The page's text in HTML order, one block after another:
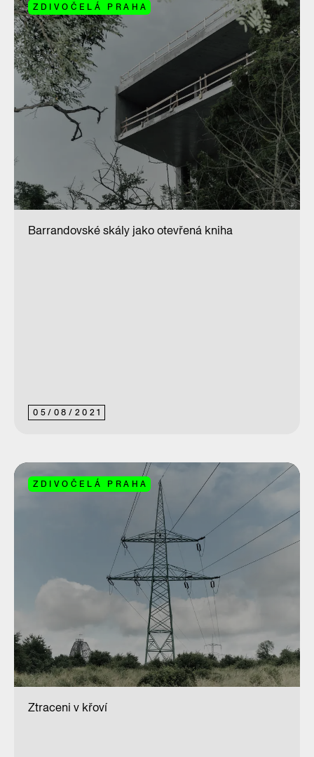
ZDIVOČELÁ PRAHA
05/ 08/ 2021
Barrandovské skály jako otevřená kniha
ZDIVOČELÁ PRAHA
Ztraceni v křoví